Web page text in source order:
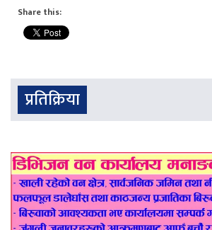
Share this:
प्रतिक्रिया